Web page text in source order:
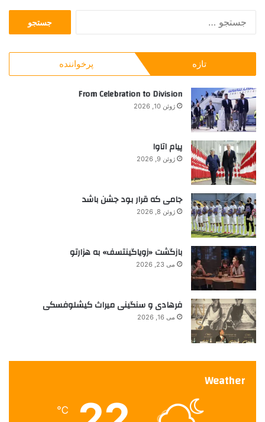
ر
ه
ا
ج
و
ب
تازه پرخواننده
From Celebration to Division
ژوئن 10, 2026
پیام اتاوا
ژوئن 9, 2026
جامی که قرار بود جشن باشد
ژوئن 8, 2026
بازگشت «زویاگینتسف» به هزارتو
می 23, 2026
فرهادی و سنگینی میراث کیشلوفسکی
می 16, 2026
Weather
℃